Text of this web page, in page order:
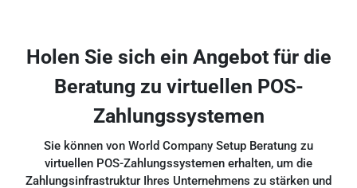
Holen Sie sich ein Angebot für die
Beratung zu virtuellen POS-
Zahlungssystemen
Sie können von World Company Setup Beratung zu
virtuellen POS-Zahlungssystemen erhalten, um die
Zahlungsinfrastruktur Ihres Unternehmens zu stärken und